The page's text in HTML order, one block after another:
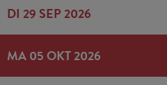
DI 29 SEP 2026
MA 05 OKT 2026